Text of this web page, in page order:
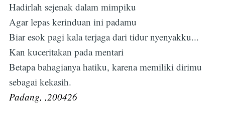
Hadirlah sejenak dalam mimpiku
Agar lepas kerinduan ini padamu
Biar esok pagi kala terjaga dari tidur nyenyakku...
Kan kuceritakan pada mentari
Betapa bahagianya hatiku, karena memiliki dirimu
sebagai kekasih.
Padang, ,200426